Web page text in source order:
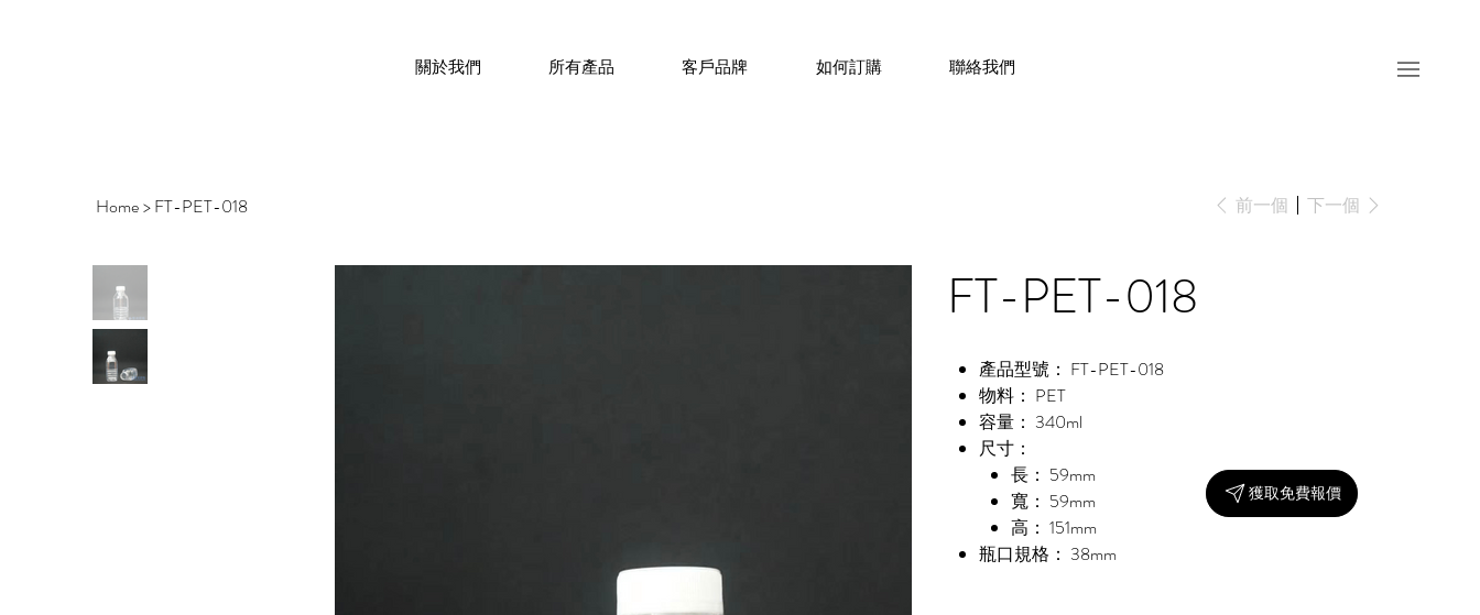
關於我們 所有產品 客戶品牌 如何訂購 聯絡我們
Home>FT-PET-018 前一個 下一個
FT-PET-018
產品型號： FT-PET-018
物料： PET
容量： 340ml
尺寸：
長： 59mm
寬： 59mm
高： 151mm
瓶口規格： 38mm
獲取免費報價